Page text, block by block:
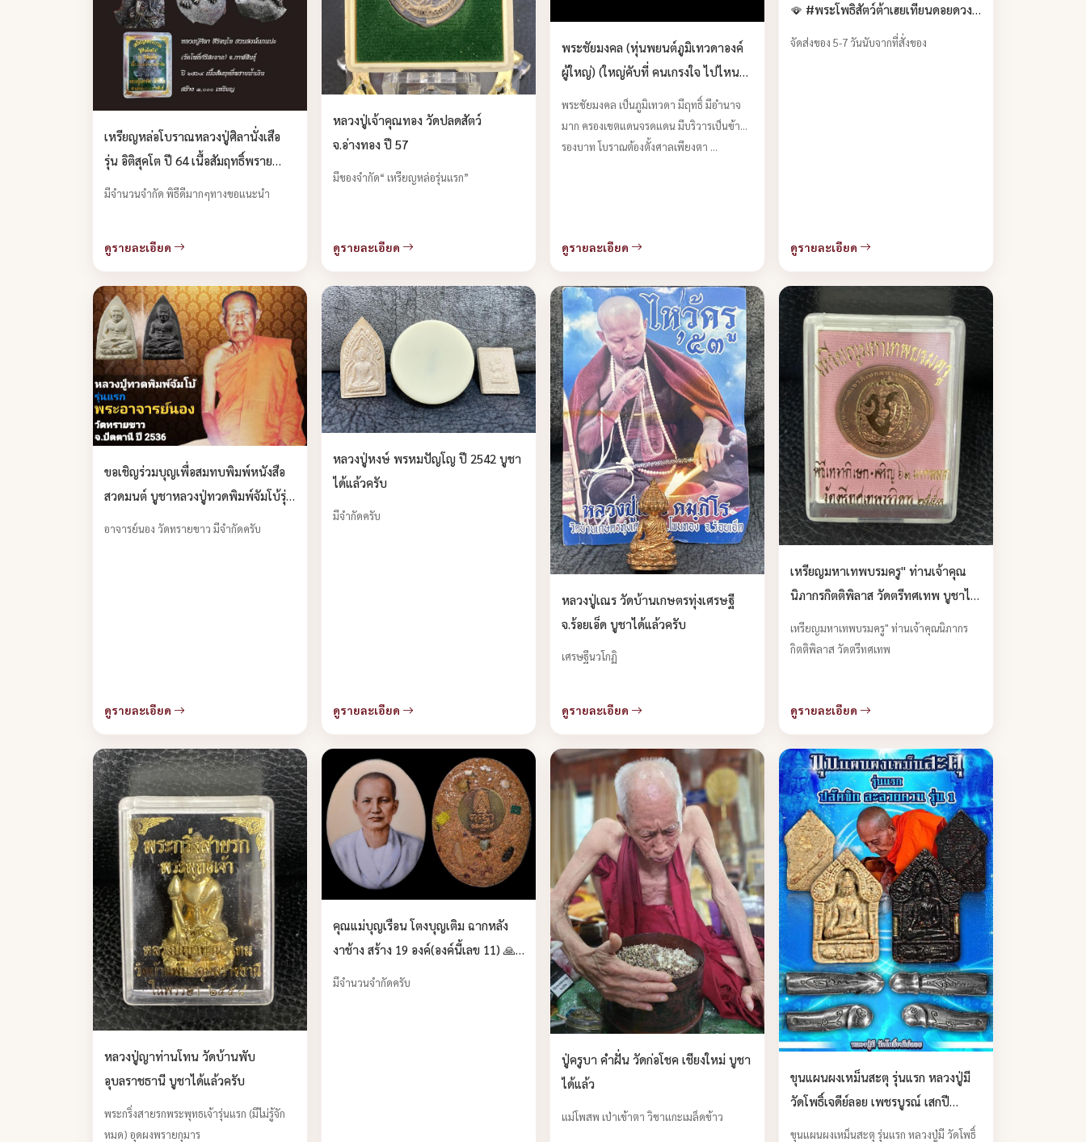
เหรียญหล่อโบราณหลวงปู่ศิลานั่งเสือ
รุ่น อิติสุคโต ปี 64 เนื้อสัมฤทธิ์พราย
น้ำเงิน บูชาได้แล้วครับ
มีจำนวนจำกัด พิธีดีมากๆทางขอแนะนำ
ดูรายละเอียด
หลวงปู่เจ้าคุณทอง วัดปลดสัตว์
จ.อ่างทอง ปี 57
มีของจำกัด“ เหรียญหล่อรุ่นแรก”
ดูรายละเอียด
พระชัยมงคล (หุ่นพยนต์ภูมิเทวดาองค์
ผู้ใหญ่) (ใหญ่คับที่ คนเกรงใจ ไปไหน
ผ่านสะดวก มีชัย มีกำไลตลอดทาง) บูชา
ได้แล้วครับ
พระชัยมงคล เป็นภูมิเทวดา มีฤทธิ์ มีอำนาจ
มาก ครองเขตแดนจรดแดน มีบริวารเป็นข้า
รองบาท โบราณต้องตั้งศาลเพียงตา ...
ดูรายละเอียด
🪭 #พระโพธิสัตว์ต้าเฮยเทียนดอยดวง
แก้ว บูชาได้แล้ว
จัดส่งของ 5-7 วันนับจากที่สั่งของ
ดูรายละเอียด
ขอเชิญร่วมบุญเพื่อสมทบพิมพ์หนังสือ
สวดมนต์ บูชาหลวงปู่ทวดพิมพ์จัมโบ้รุ่น
แรก พระอาจารย์นอง วัดทรายขาว
อาจารย์นอง วัดทรายขาว มีจำกัดครับ
ดูรายละเอียด
หลวงปู่หงษ์ พรหมปัญโญ ปี 2542 บูชา
ได้แล้วครับ
มีจำกัดครับ
ดูรายละเอียด
หลวงปู่เณร วัดบ้านเกษตรทุ่งเศรษฐี
จ.ร้อยเอ็ด บูชาได้แล้วครับ
เศรษฐีนวโกฏิ
ดูรายละเอียด
เหรียญมหาเทพบรมครู" ท่านเจ้าคุณ
นิภากรกิตติพิลาส วัดตรีทศเทพ บูชาได้
แล้วครับ
เหรียญมหาเทพบรมครู" ท่านเจ้าคุณนิภากร
กิตติพิลาส วัดตรีทศเทพ
ดูรายละเอียด
หลวงปู่ญาท่านโทน วัดบ้านพับ
อุบลราชธานี บูชาได้แล้วครับ
พระกริ่งสายรกพระพุทธเจ้ารุ่นแรก (มีไม่รู้จัก
หมด) อุดผงพรายกุมาร
คุณแม่บุญเรือน โตงบุญเติม ฉากหลัง
งาช้าง สร้าง 19 องค์(องค์นี้เลข 11) 🙏
รุ่น “มหาโภคทรัพย์ ปราบไพรี” บูชาได้
มีจำนวนจำกัดครับ
ปู่ครูบา คำฝั่น วัดก่อโชค เชียงใหม่ บูชา
ได้แล้ว
แม่โพสพ เป่าเข้าตา วิชาแกะเมล็ดข้าว
ขุนแผนผงเหม็นสะตุ รุ่นแรก หลวงปู่มี
วัดโพธิ์เจดีย์ลอย เพชรบูรณ์ เสกปี
๒๕๖๕ เสกถึงปี ๒๕๖๖ บูชาได้แล้วครับ
ขุนแผนผงเหม็นสะตุ รุ่นแรก หลวงปู่มี วัดโพธิ์